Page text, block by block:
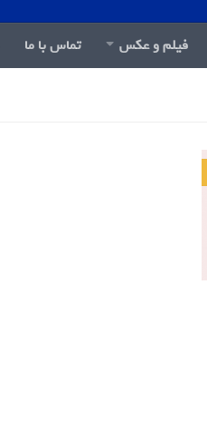
فیلم و عکس تماس با ما